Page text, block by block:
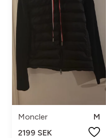
Moncler
M
2199 SEK